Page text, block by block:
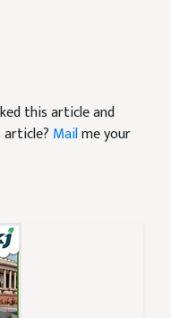
this article and
Mailme your